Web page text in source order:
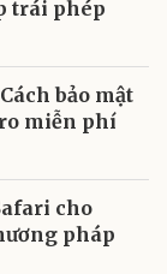
trái phép
bảo mật
miễn phí
cho
pháp